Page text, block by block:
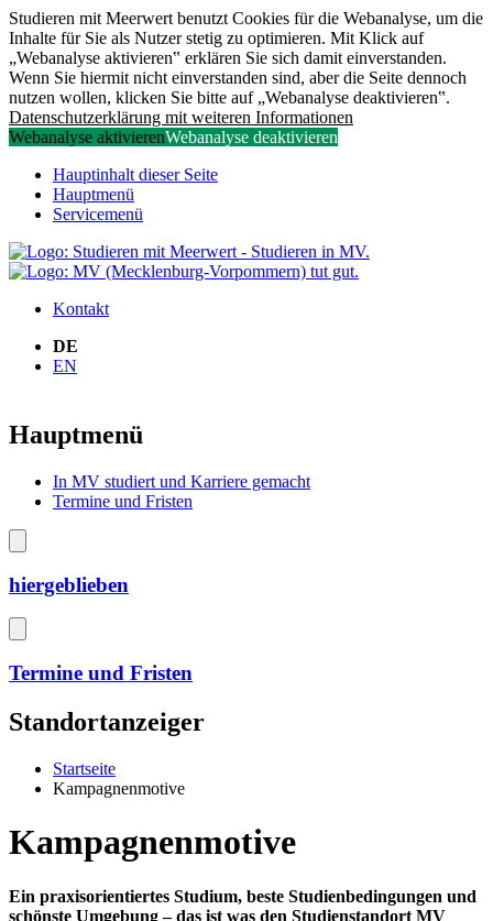
Studieren mit Meerwert benutzt Cookies für die Webanalyse, um die
Inhalte für Sie als Nutzer stetig zu optimieren. Mit Klick auf
„Webanalyse aktivieren‟ erklären Sie sich damit einverstanden.
Wenn Sie hiermit nicht einverstanden sind, aber die Seite dennoch
nutzen wollen, klicken Sie bitte auf „Webanalyse deaktivieren‟.
Datenschutzerklärung mit weiteren Informationen
Webanalyse aktivierenWebanalyse deaktivieren
Hauptinhalt dieser Seite
Hauptmenü
Servicemenü
Kontakt
DE
EN
Hauptmenü
In MV studiert und Karriere gemacht
Termine und Fristen
hiergeblieben
Termine und Fristen
Standortanzeiger
Startseite
Kampagnenmotive
Kampagnenmotive
Ein praxisorientiertes Studium, beste Studienbedingungen und
schönste Umgebung – das ist was den Studienstandort MV